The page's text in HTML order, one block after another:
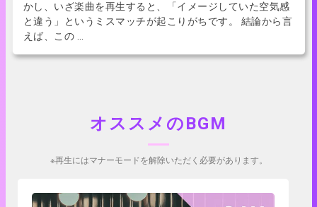
かし、いざ楽曲を再生すると、「イメージしていた空気感
と違う」というミスマッチが起こりがちです。 結論から言
えば、この …
オススメのBGM
※再生にはマナーモードを解除いただく必要があります。